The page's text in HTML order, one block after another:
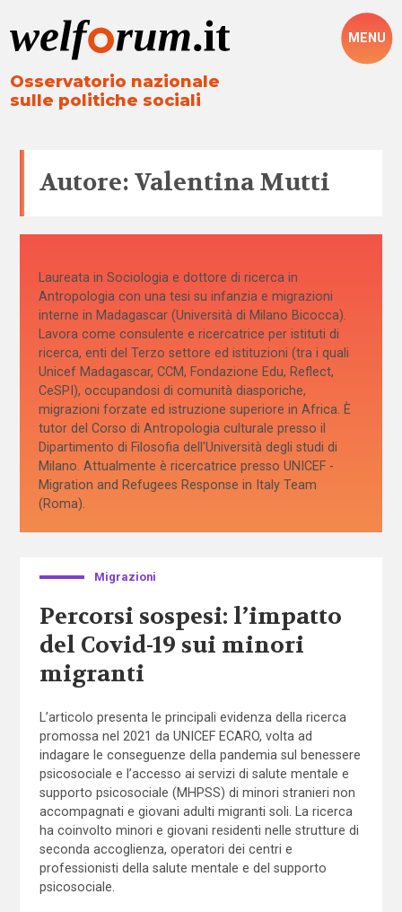
Osservatorio nazionale
sulle politiche sociali
MENU
Autore: Valentina Mutti
Laureata in Sociologia e dottore di ricerca in
Antropologia con una tesi su infanzia e migrazioni
interne in Madagascar (Università di Milano Bicocca).
Lavora come consulente e ricercatrice per istituti di
ricerca, enti del Terzo settore ed istituzioni (tra i quali
Unicef Madagascar, CCM, Fondazione Edu, Reflect,
CeSPI), occupandosi di comunità diasporiche,
migrazioni forzate ed istruzione superiore in Africa. È
tutor del Corso di Antropologia culturale presso il
Dipartimento di Filosofia dell'Università degli studi di
Milano. Attualmente è ricercatrice presso UNICEF -
Migration and Refugees Response in Italy Team
(Roma).
Migrazioni
Percorsi sospesi: l’impatto
del Covid-19 sui minori
migranti
L’articolo presenta le principali evidenza della ricerca
promossa nel 2021 da UNICEF ECARO, volta ad
indagare le conseguenze della pandemia sul benessere
psicosociale e l’accesso ai servizi di salute mentale e
supporto psicosociale (MHPSS) di minori stranieri non
accompagnati e giovani adulti migranti soli. La ricerca
ha coinvolto minori e giovani residenti nelle strutture di
seconda accoglienza, operatori dei centri e
professionisti della salute mentale e del supporto
psicosociale.